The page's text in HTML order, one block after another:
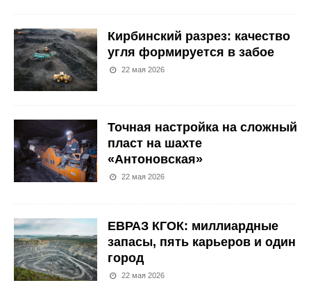
Кирбинский разрез: качество
угля формируется в забое
22 мая 2026
Точная настройка на сложный
пласт на шахте
«Антоновская»
22 мая 2026
ЕВРАЗ КГОК: миллиардные
запасы, пять карьеров и один
город
22 мая 2026